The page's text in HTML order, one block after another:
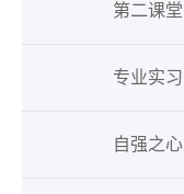
第二课堂
专业实习
自强之心